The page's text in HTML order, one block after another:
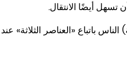
تسهل أيضًا الانتقال.
باتباع «العناصر الثلاثة»